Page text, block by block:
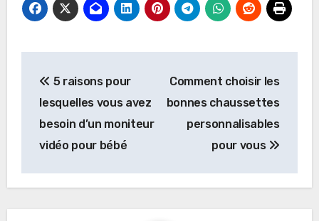
navigation
5 raisons pour
lesquelles vous avez
besoin d’un moniteur
vidéo pour bébé
Comment choisir les
bonnes chaussettes
personnalisables
pour vous